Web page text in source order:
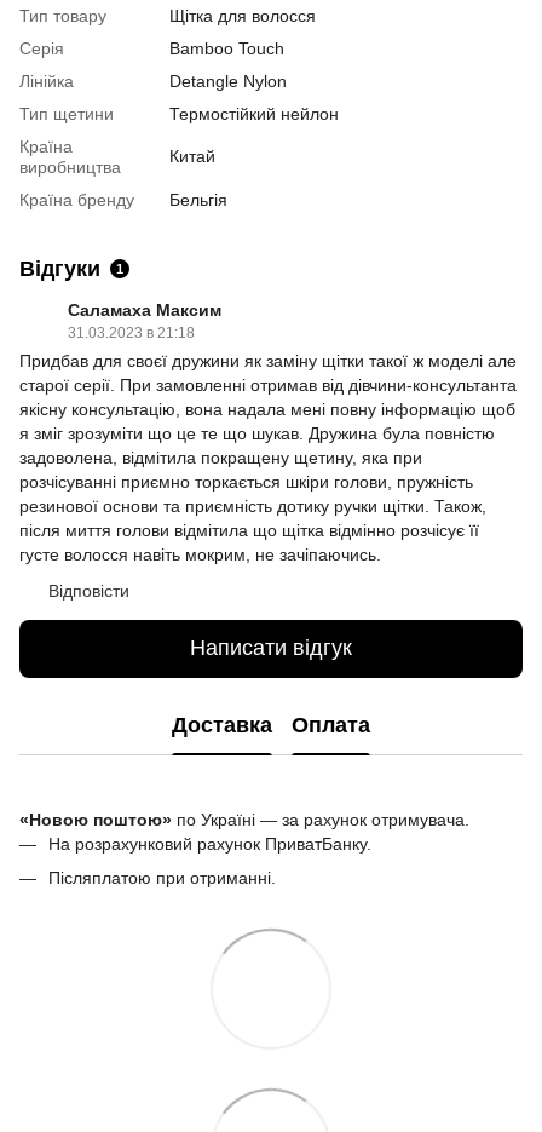
Тип товару
Щітка для волосся
Серія
Bamboo Touch
Лінійка
Detangle Nylon
Тип щетини
Термостійкий нейлон
Країна
виробництва
Китай
Країна бренду Бельгія
Відгуки 1
Саламаха Максим
31.03.2023 в 21:18
Придбав для своєї дружини як заміну щітки такої ж моделі але
старої серії. При замовленні отримав від дівчини-консультанта
якісну консультацію, вона надала мені повну інформацію щоб
я зміг зрозуміти що це те що шукав. Дружина була повністю
задоволена, відмітила покращену щетину, яка при
розчісуванні приємно торкається шкіри голови, пружність
резинової основи та приємність дотику ручки щітки. Також,
після миття голови відмітила що щітка відмінно розчісує її
густе волосся навіть мокрим, не зачіпаючись.
Відповісти
Написати відгук
Доставка Оплата
«Новою поштою» по Україні — за рахунок отримувача.
На розрахунковий рахунок ПриватБанку.
Післяплатою при отриманні.